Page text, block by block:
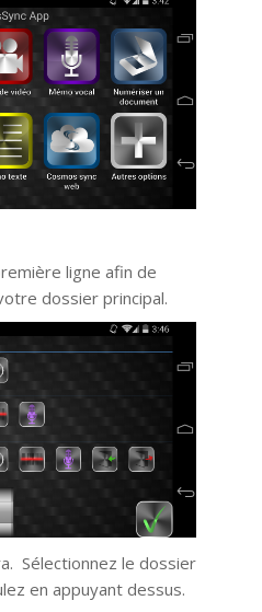
ligne afin de
dossier principal.
Sélectionnez le dossier
en appuyant dessus.